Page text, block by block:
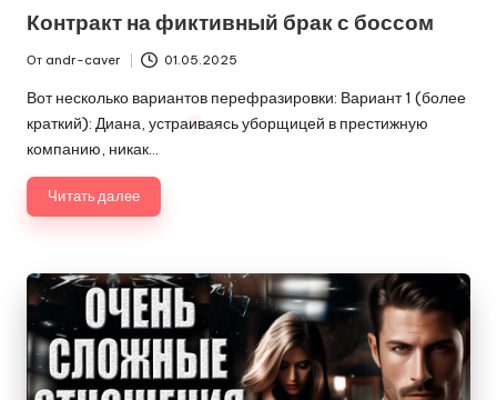
Контракт на фиктивный брак с боссом
от
От andr-caver 01.05.2025
Вот несколько вариантов перефразировки: Вариант 1 (более
краткий): Диана, устраиваясь уборщицей в престижную
компанию, никак…
Читать далее